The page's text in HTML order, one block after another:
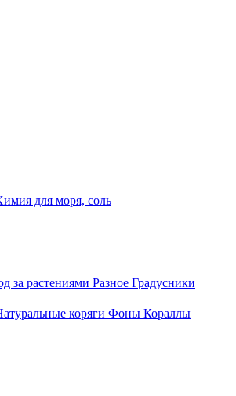
для моря, соль
за растениями Разное Градусники
коряги Фоны Кораллы